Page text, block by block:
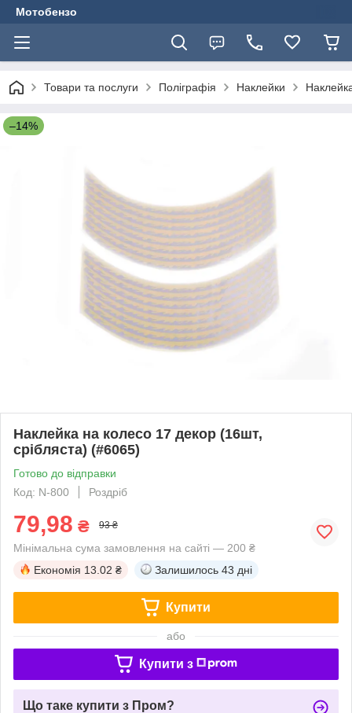
Мотобензо
Товари та послуги Поліграфія Наклейки
–14%
Наклейка на колесо 17 декор (16шт,
срібляста) (#6065)
Готово до відправки
Код: N-800
Роздріб
79,98 ₴ 93 ₴
Мінімальна сума замовлення на сайті — 200 ₴
Економія 13.02 ₴ Залишилось 43 дні
Купити
або
Купити з
Що таке купити з Пром?